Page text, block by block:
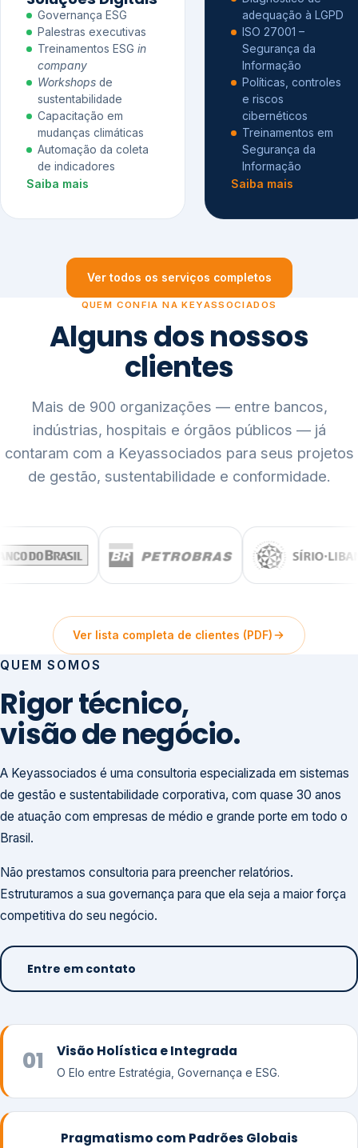
Governança ESG
Palestras executivas
Treinamentos ESG in
company
Workshops de
sustentabilidade
Capacitação em
mudanças climáticas
Automação da coleta
de indicadores
Saiba mais
adequação à LGPD
ISO 27001 –
Segurança da
Informação
Políticas, controles
e riscos
cibernéticos
Treinamentos em
Segurança da
Informação
Saiba mais
Ver todos os serviços completos
QUEM CONFIA NA KEYASSOCIADOS
Alguns dos nossos
clientes
Mais de 900 organizações — entre bancos,
indústrias, hospitais e órgãos públicos — já
contaram com a Keyassociados para seus projetos
de gestão, sustentabilidade e conformidade.
Ver lista completa de clientes (PDF)
QUEM SOMOS
Rigor técnico,
visão de negócio.
A Keyassociados é uma consultoria especializada em sistemas
de gestão e sustentabilidade corporativa, com quase 30 anos
de atuação com empresas de médio e grande porte em todo o
Brasil.
Não prestamos consultoria para preencher relatórios.
Estruturamos a sua governança para que ela seja a maior força
competitiva do seu negócio.
Entre em contato
01 Visão Holística e Integrada
O Elo entre Estratégia, Governança e ESG.
Pragmatismo com Padrões Globais